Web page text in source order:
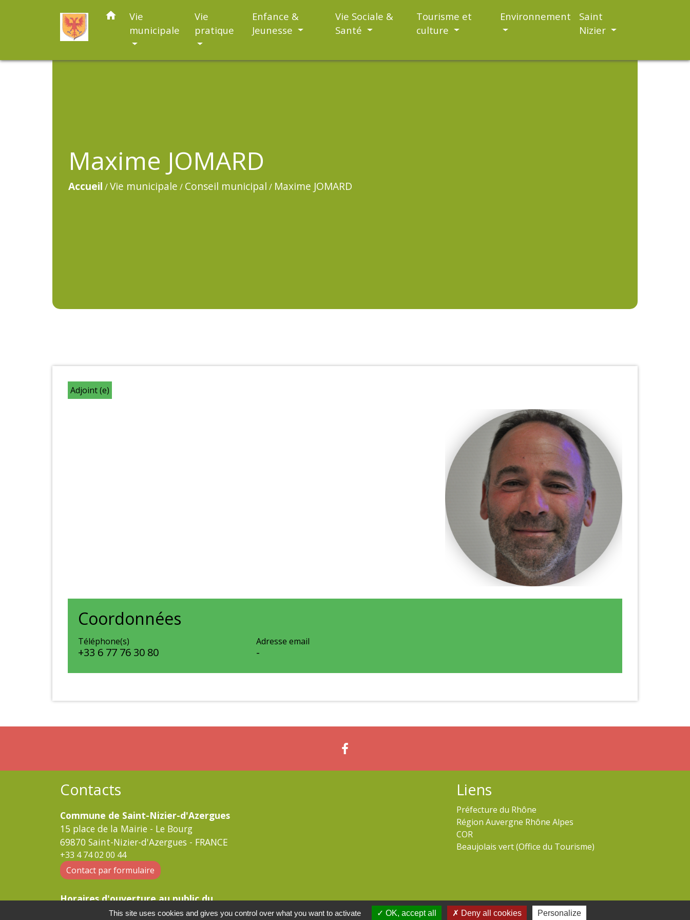
home
Vie
municipale
Vie
pratique
Enfance &
Jeunesse
Vie Sociale &
Santé
Tourisme et
culture
Environnement
Saint
Nizier
Maxime JOMARD
Accueil /Vie municipale / Conseil municipal / Maxime JOMARD
Adjoint (e)
Coordonnées
Téléphone(s)
+33 6 77 76 30 80
Adresse email
-
Contacts
Commune de Saint-Nizier-d'Azergues
15 place de la Mairie - Le Bourg
69870 Saint-Nizier-d'Azergues - FRANCE
+33 4 74 02 00 44
Contact par formulaire
Horaires d'ouverture au public du
secrétariat :
Liens
Préfecture du Rhône
Région Auvergne Rhône Alpes
COR
Beaujolais vert (Office du Tourisme)
This site uses cookies and gives you control over what you want to activate OK, accept all Deny all cookies Personalize